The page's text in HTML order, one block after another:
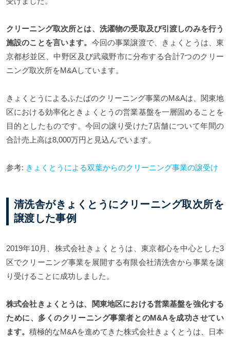
クリーニング取次所とは、洗濯物の受取及び引渡しのみを行う
施設のことを言います。 今回の事業譲渡で、きょくとうは、東
京都杉並区、中野区及び武蔵野市に分布する合計7つのクリー
ニング取次所をM&Aしています。
きょくとうによるふたばのクリーニング事業のM&Aは、関東地
区における効率化ときょくとうの営業基盤を一層固めることを
目的としたものです。今回の譲り受けた7店舗について年間の
合計売上高は8,000万円と見込んでいます。
参考: きょくとうによる双葉からのクリーニング事業の譲受け
清洗舎がきょくとうにクリーニング取次所を
譲渡した事例
2019年10月、株式会社きょくとうは、東京都心を中心とした3
区でクリーニング事業を展開する有限会社清洗舎から事業を譲
り受けることに成功しました。
株式会社きょくとうは、関東地区における営業基盤を強化する
ために、多くのクリーニング事業者とのM&Aを成功させてい
ます。積極的なM&Aを進めてきた株式会社きょくとうは、日本